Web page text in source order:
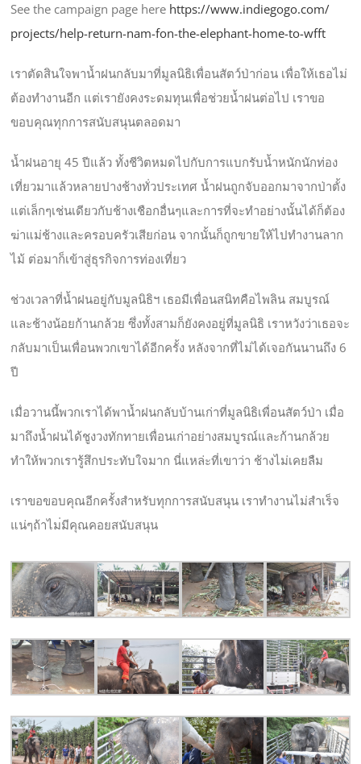
See the campaign page here https://www.indiegogo.com/
projects/help-return-nam-fon-the-elephant-home-to-wfft
เราตัดสินใจพาน้ำฝนกลับมาที่มูลนิธิเพื่อนสัตว์ป่าก่อน เพื่อให้เธอไม่
ต้องทำงานอีก แต่เรายังคงระดมทุนเพื่อช่วยน้ำฝนต่อไป เราขอ
ขอบคุณทุกการสนับสนุนตลอดมา
น้ำฝนอายุ 45 ปีแล้ว ทั้งชีวิตหมดไปกับการแบกรับน้ำหนักนักท่อง
เที่ยวมาแล้วหลายปางช้างทั่วประเทศ น้ำฝนถูกจับออกมาจากป่าตั้ง
แต่เล็กๆเช่นเดียวกับช้างเชือกอื่นๆและการที่จะทำอย่างนั้นได้ก็ต้อง
ฆ่าแม่ช้างและครอบครัวเสียก่อน จากนั้นก็ถูกขายให้ไปทำงานลาก
ไม้ ต่อมาก็เข้าสู่ธุรกิจการท่องเที่ยว
ช่วงเวลาที่น้ำฝนอยู่กับมูลนิธิฯ เธอมีเพื่อนสนิทคือไพลิน สมบูรณ์
และช้างน้อยก้านกล้วย ซึ่งทั้งสามก็ยังคงอยู่ที่มูลนิธิ เราหวังว่าเธอจะ
กลับมาเป็นเพื่อนพวกเขาได้อีกครั้ง หลังจากที่ไม่ได้เจอกันนานถึง 6
ปี
เมื่อวานนี้พวกเราได้พาน้ำฝนกลับบ้านเก่าที่มูลนิธิเพื่อนสัตว์ป่า เมื่อ
มาถึงน้ำฝนได้ชูงวงทักทายเพื่อนเก่าอย่างสมบูรณ์และก้านกล้วย
ทำให้พวกเรารู้สึกประทับใจมาก นี่แหล่ะที่เขาว่า ช้างไม่เคยลืม
เราขอขอบคุณอีกครั้งสำหรับทุกการสนับสนุน เราทำงานไม่สำเร็จ
แน่ๆถ้าไม่มีคุณคอยสนับสนุน